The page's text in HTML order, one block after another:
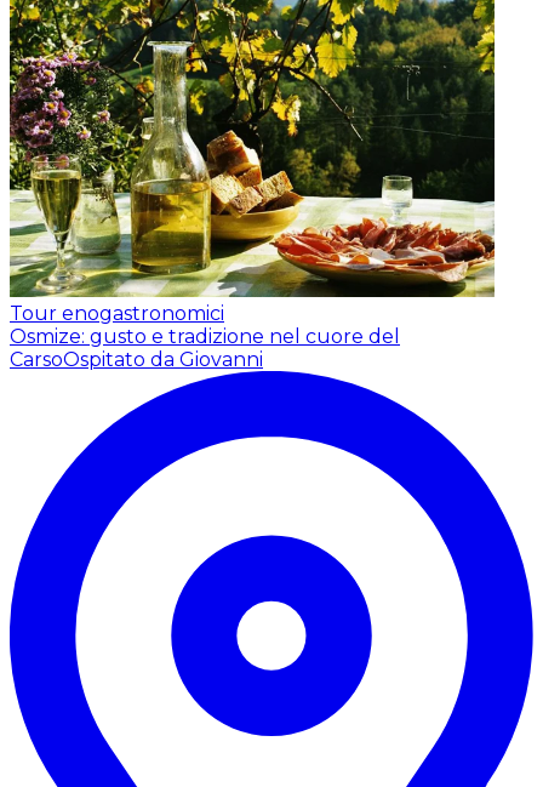
Tour enogastronomici
Osmize: gusto e tradizione nel cuore del
CarsoOspitato da Giovanni